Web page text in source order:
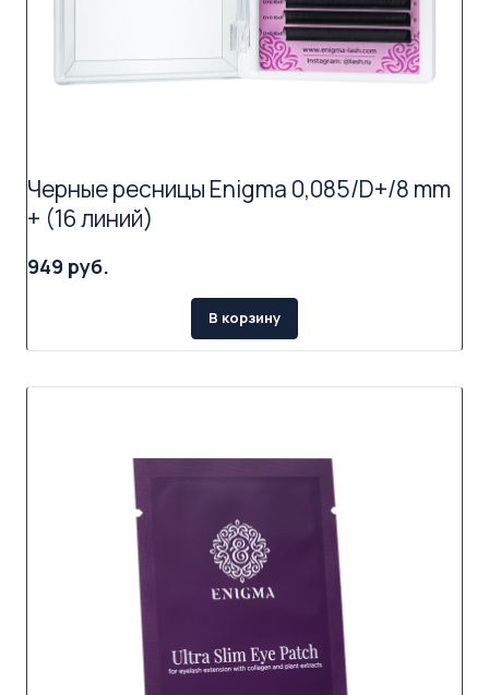
Черные ресницы Enigma 0,085/D+/8 mm
+ (16 линий)
949 руб.
В корзину